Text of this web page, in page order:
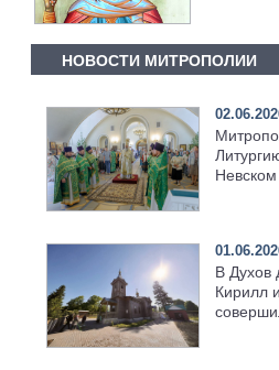
НОВОСТИ МИТРОПОЛИИ
В Духов
Кирилл